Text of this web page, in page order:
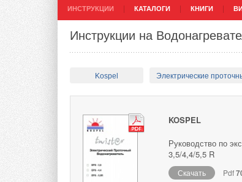
ИНСТРУКЦИИ КАТАЛОГИ КНИГИ
Инструкции на
Kospel Электрические
KOSPEL
Руководство по
3,5/4,4/5,5 R
Скачать Pdf